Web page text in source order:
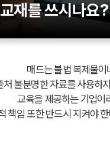
재를 쓰시나요?
매드는 불법 복제물이
처 불분명한 자료를 사용하
교육을 제공하는 기업이
책임 또한 반드시 지켜야